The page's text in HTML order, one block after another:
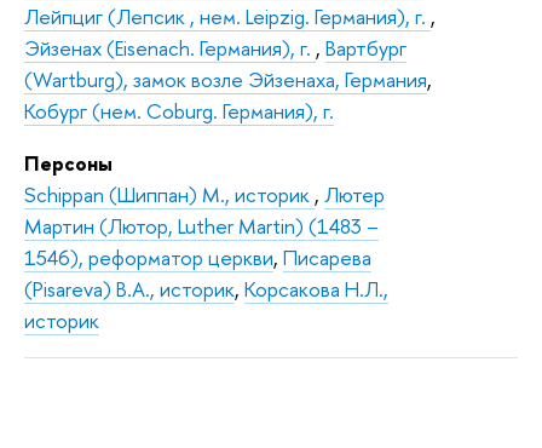
Лейпциг (Лепсик , нем. Leipzig. Германия), г. ,
Эйзенах (Eisenach. Германия), г. , Вартбург
(Wartburg), замок возле Эйзенаха, Германия,
Кобург (нем. Coburg. Германия), г.
Персоны
Schippan (Шиппан) М., историк , Лютер
Мартин (Лютор, Luther Martin) (1483 –
1546), реформатор церкви, Писарева
(Pisareva) В.А., историк, Корсакова Н.Л.,
историк